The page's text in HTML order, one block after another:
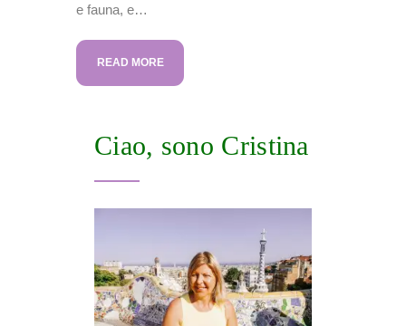
e fauna, e…
READ MORE
Ciao, sono Cristina